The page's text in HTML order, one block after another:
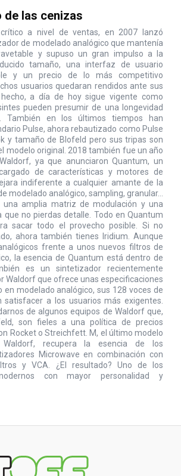
de las cenizas
a nivel de ventas, en 2007 lanzó
de modelado analógico que mantenía
y supuso un gran impulso a la
tamaño, una interfaz de usuario
y un precio de lo más competitivo
usuarios quedaran rendidos ante sus
hecho, a día de hoy sigue vigente como
pueden presumir de una longevidad
También en los últimos tiempos han
Pulse, ahora rebautizado como Pulse
y tamaño de Blofeld pero sus tripas son
modelo original. 2018 también fue un año
ya que anunciaron Quantum, un
de características y motores de
indiferente a cualquier amante de la
modelado analógico, sampling, granular...
una amplia matriz de modulación y una
que no pierdas detalle. Todo en Quantum
sacar todo el provecho posible. Si no
ahora también tienes Iridium. Aunque
frente a unos nuevos filtros de
la esencia de Quantum está dentro de
es un sintetizador recientemente
Waldorf que ofrece unas especificaciones
en modelado analógico, sus 128 voces de
satisfacer a los usuarios más exigentes.
de algunos equipos de Waldorf que,
son fieles a una política de precios
Rocket o Streichfett. M, el último modelo
Waldorf, recupera la esencia de los
Microwave en combinación con
y VCA. ¿El resultado? Uno de los
con mayor personalidad y